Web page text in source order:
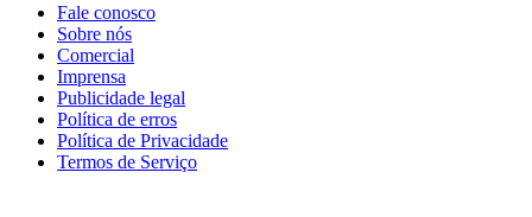
Fale conosco
Sobre nós
Comercial
Imprensa
Publicidade legal
Política de erros
Política de Privacidade
Termos de Serviço